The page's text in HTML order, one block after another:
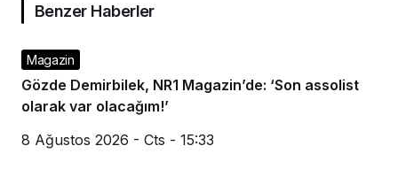
Benzer Haberler
Magazin
Gözde Demirbilek, NR1 Magazin’de: ‘Son assolist
olarak var olacağım!’
8 Ağustos 2026 - Cts - 15:33